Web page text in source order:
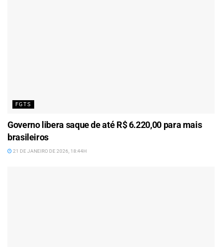
FGTS
Governo libera saque de até R$ 6.220,00 para mais
brasileiros
21 DE JANEIRO DE 2026, 18:44H